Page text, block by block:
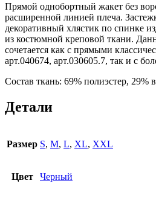
Прямой однобортный жакет без
расширенной линией плеча.
декоративный хлястик по спинке
из костюмной креповой ткани.
сочетается как с прямыми
арт.040674, арт.030605.7, так и с
Состав ткань: 69% полиэстер, 29%
Детали
Размер S, M, L, XL, XXL
Цвет Черный